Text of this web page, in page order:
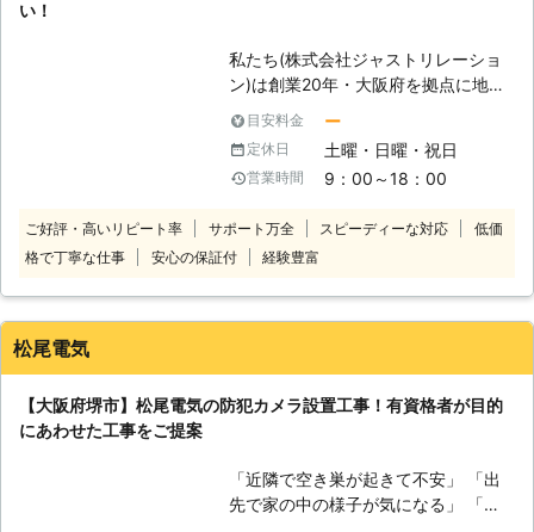
リュティシステムを手掛けるエンジニ
アが多く在籍していると言うことで
す。そんなアンノウンアビリティ合同
のご要望に応じた防犯カメラを設置で
きますよ。 アンノウンアビリティ合
アスキルを高めていきたいと考えてい
ます。アンノウンアビリティ合同会社
い！
私たち(株式会社ジャストリレーショ
ン)は創業20年・大阪府を拠点に地元
に密着したサービスでお客様にご満足
いただける様な高品質なサービスを提
供しております。 業務内容はLAN配
線工事・インターホン設置・防犯カメ
ていただいております。 弊社には経
験・知識が豊富な職人肌のプロ集団が
です。 LAN配線工事・インターホン
客様のご依頼、スタッフ一同心からお
待ちしております！ 【弊社の防犯カ
目安料金 ー
定休日 土曜・日曜・祝日
営業時間 9：00～18：00
ご好評・高いリピート率 サポート万全 スピーディーな対応
低価
格で丁寧な仕事
安心の保証付 経験豊富
松尾電気
【大阪府堺市】松尾電気の防犯カメラ設置工事！有資格者が目的
にあわせた工事をご提案
「近隣で空き巣が起きて不安」 「出
先で家の中の様子が気になる」 「嫌